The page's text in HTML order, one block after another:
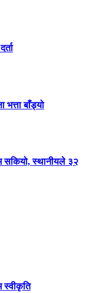
भत्ता बाँड्यो
सकियो, स्थानीयले ३२
स्वीकृति